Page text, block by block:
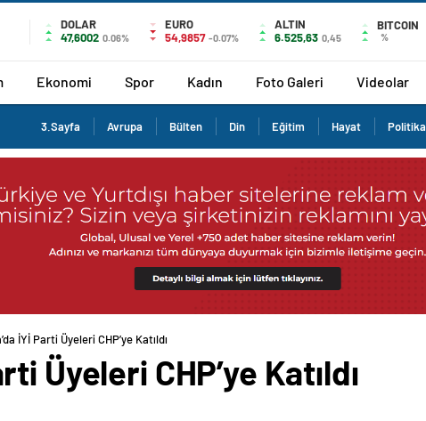
DOLAR
47,6002 0.06%
EURO
54,9857 -0.07%
ALTIN
6.525,63 0,45
BITCOIN
%
Ekonomi Spor Kadın Foto Galeri Videolar
3.Sayfa Avrupa Bülten Din Eğitim Hayat Politika
İYİ Parti Üyeleri CHP’ye Katıldı
Üyeleri CHP’ye Katıldı